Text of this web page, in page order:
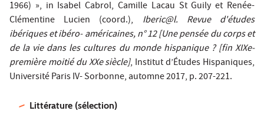
1966) », in Isabel Cabrol, Camille Lacau St Guily et Renée-
Clémentine Lucien (coord.), Iberic@l. Revue d'études
ibériques et ibéro- américaines, n° 12 [Une pensée du corps et
de la vie dans les cultures du monde hispanique ? [fin XIXe-
première moitié du XXe siècle], Institut d’Études Hispaniques,
Université Paris IV- Sorbonne, automne 2017, p. 207-221.
Littérature (sélection)